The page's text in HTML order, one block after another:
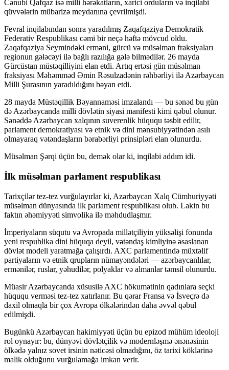
Cənubi Qafqaz isə milli hərəkatların, xarici orduların və inqilabi
qüvvələrin mübarizə meydanına çevrilmişdi.
Fevral inqilabından sonra yaradılmış Zaqafqaziya Demokratik
Federativ Respublikası cəmi bir neçə həftə mövcud oldu.
Zaqafqaziya Seymindəki erməni, gürcü və müsəlman fraksiyaları
regionun gələcəyi ilə bağlı razılığa gələ bilmədilər. 26 mayda
Gürcüstan müstəqilliyini elan etdi. Artıq ertəsi gün müsəlman
fraksiyası Məhəmməd Əmin Rəsulzadənin rəhbərliyi ilə Azərbaycan
Milli Şurasının yaradıldığını bəyan etdi.
28 mayda Müstəqillik Bəyannaməsi imzalandı — bu sənəd bu gün
də Azərbaycanda milli dövlətin siyasi manifesti kimi qəbul olunur.
Sənəddə Azərbaycan xalqının suverenlik hüququ təsbit edilir,
parlament demokratiyası və etnik və dini mənsubiyyətindən asılı
olmayaraq vətəndaşların bərabərliyi prinsipləri elan olunurdu.
Müsəlman Şərqi üçün bu, demək olar ki, inqilabi addım idi.
İlk müsəlman parlament respublikası
Tarixçilər tez-tez vurğulayırlar ki, Azərbaycan Xalq Cümhuriyyəti
müsəlman dünyasında ilk parlament respublikası olub. Lakin bu
faktın əhəmiyyəti simvolika ilə məhdudlaşmır.
İmperiyaların süqutu və Avropada millətçiliyin yüksəlişi fonunda
yeni respublika dini hüquqa deyil, vətəndaş kimliyinə əsaslanan
dövlət modeli yaratmağa çalışırdı. AXC parlamentində müxtəlif
partiyaların və etnik qrupların nümayəndələri — azərbaycanlılar,
ermənilər, ruslar, yəhudilər, polyaklar və almanlar təmsil olunurdu.
Müasir Azərbaycanda xüsusilə AXC hökumətinin qadınlara seçki
hüququ verməsi tez-tez xatırlanır. Bu qərar Fransa və İsveçrə də
daxil olmaqla bir çox Avropa ölkələrindən daha əvvəl qəbul
edilmişdi.
Bugünkü Azərbaycan hakimiyyəti üçün bu epizod mühüm ideoloji
rol oynayır: bu, dünyəvi dövlətçilik və modernləşmə ənənəsinin
ölkədə yalnız sovet irsinin nəticəsi olmadığını, öz tarixi köklərinə
malik olduğunu vurğulamağa imkan verir.